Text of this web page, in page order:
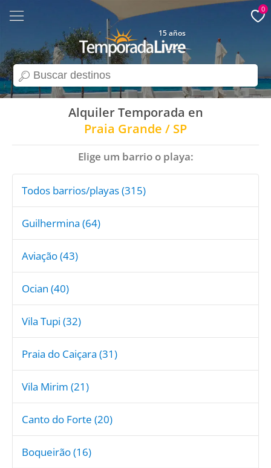
search
15 años
0
Alquiler Temporada en
Praia Grande / SP
Elige um barrio o playa:
Todos barrios/playas (315)
Guilhermina (64)
Aviação (43)
Ocian (40)
Vila Tupi (32)
Praia do Caiçara (31)
Vila Mirim (21)
Canto do Forte (20)
Boqueirão (16)